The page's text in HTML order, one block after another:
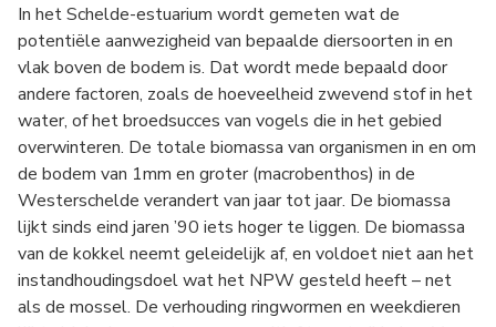
In het Schelde-estuarium wordt gemeten wat de
potentiële aanwezigheid van bepaalde diersoorten in en
vlak boven de bodem is. Dat wordt mede bepaald door
andere factoren, zoals de hoeveelheid zwevend stof in het
water, of het broedsucces van vogels die in het gebied
overwinteren. De totale biomassa van organismen in en om
de bodem van 1mm en groter (macrobenthos) in de
Westerschelde verandert van jaar tot jaar. De biomassa
lijkt sinds eind jaren ’90 iets hoger te liggen. De biomassa
van de kokkel neemt geleidelijk af, en voldoet niet aan het
instandhoudingsdoel wat het NPW gesteld heeft – net
als de mossel. De verhouding ringwormen en weekdieren